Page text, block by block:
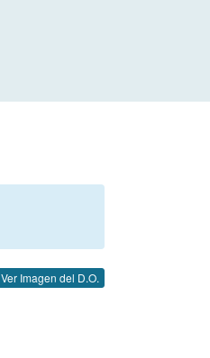
Ver Imagen del D.O.